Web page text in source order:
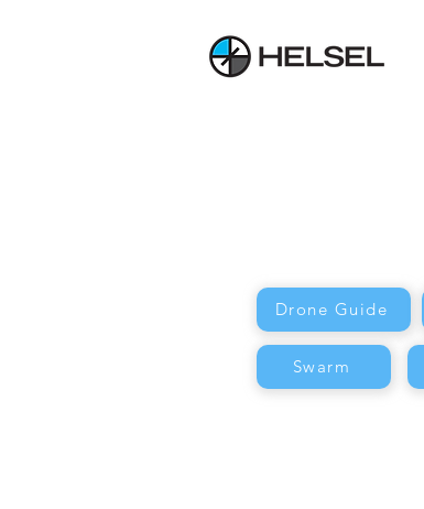
Drone Guide
Swarm